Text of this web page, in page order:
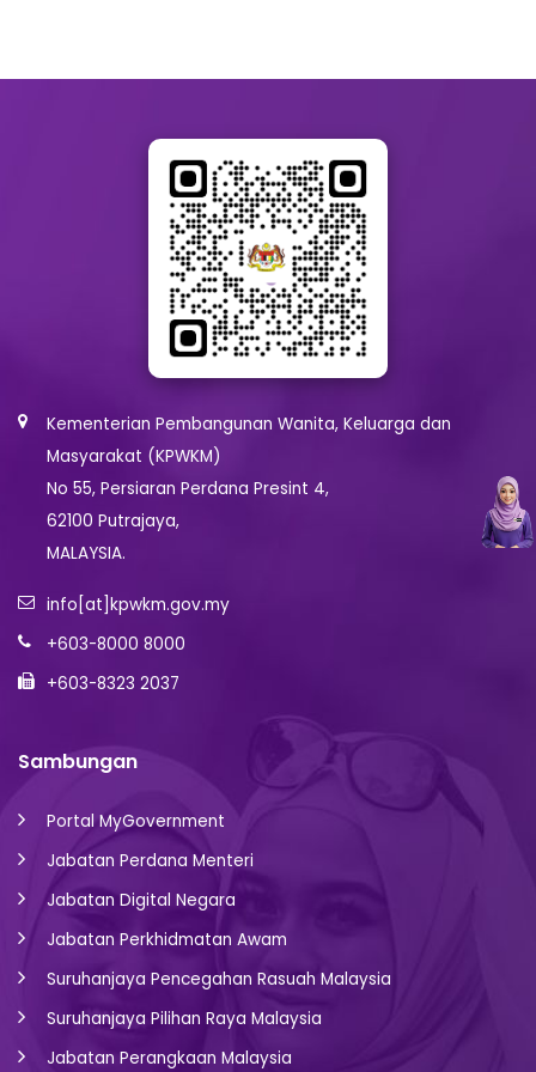
Kementerian Pembangunan Wanita, Keluarga dan
Masyarakat (KPWKM)
No 55, Persiaran Perdana Presint 4,
62100 Putrajaya,
MALAYSIA.
info[at]kpwkm.gov.my
+603-8000 8000
+603-8323 2037
Sambungan
Portal MyGovernment
Jabatan Perdana Menteri
Jabatan Digital Negara
Jabatan Perkhidmatan Awam
Suruhanjaya Pencegahan Rasuah Malaysia
Suruhanjaya Pilihan Raya Malaysia
Jabatan Perangkaan Malaysia